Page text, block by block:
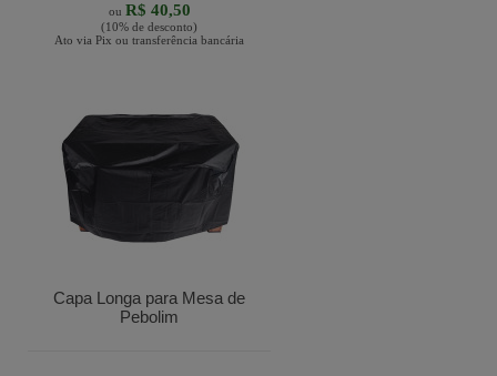
ou R$ 40,50
(10% de desconto)
Ato via Pix ou transferência bancária
Capa Longa para Mesa de
Pebolim